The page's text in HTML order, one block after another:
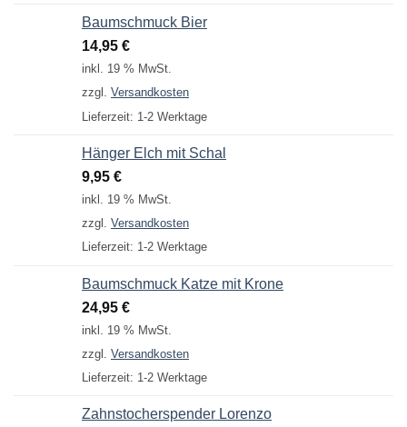
Baumschmuck Bier
14,95 €
inkl. 19 % MwSt.
zzgl. Versandkosten
Lieferzeit: 1-2 Werktage
Hänger Elch mit Schal
9,95 €
inkl. 19 % MwSt.
zzgl. Versandkosten
Lieferzeit: 1-2 Werktage
Baumschmuck Katze mit Krone
24,95 €
inkl. 19 % MwSt.
zzgl. Versandkosten
Lieferzeit: 1-2 Werktage
Zahnstocherspender Lorenzo